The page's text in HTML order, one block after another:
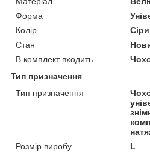
Форма
Колір
Стан
В комплект входить
Тип призначення
Тип призначення
Розмір виробу
L